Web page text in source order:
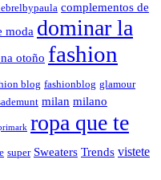
complementos de
moda dominar la
otoño fashion
blog fashionblog glamour
milan milano
ropa que te
super Sweaters Trends vistete